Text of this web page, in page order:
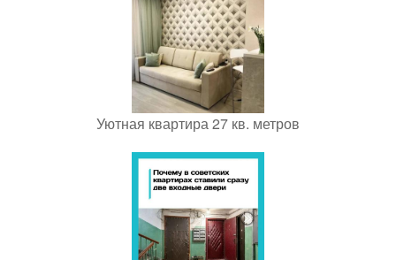
Уютная квартира 27 кв. метров